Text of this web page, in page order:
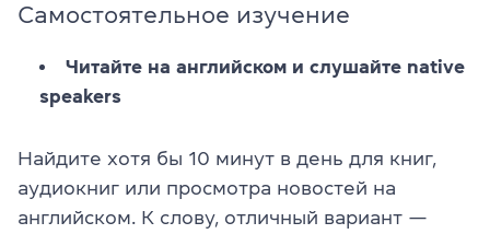
Самостоятельное изучение
Читайте на английском и слушайте native
speakers
Найдите хотя бы 10 минут в день для книг,
аудиокниг или просмотра новостей на
английском. К слову, отличный вариант —